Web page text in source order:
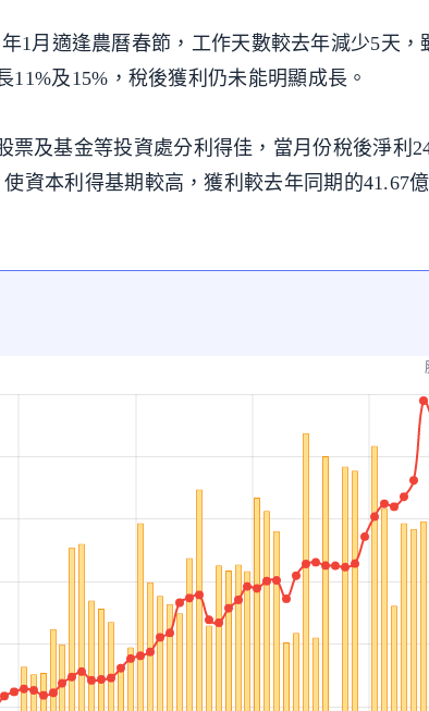
1月適逢農曆春節，工作天數較去年減少5天，
及15%，稅後獲利仍未能明顯成長。
及基金等投資處分利得佳，當月份稅後淨利
資本利得基期較高，獲利較去年同期的41.67